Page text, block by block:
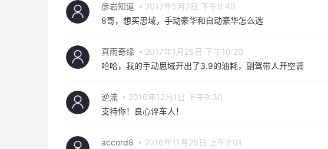
彦岩知道
2017年5月2日 下午9:40
8哥，想买思域，手动豪华和自动豪华怎么选
真雨奇缘
2017年1月25日 下午10:20
哈哈，我的手动思域开出了3.9的油耗，副驾带人开空调
逆流
2016年12月1日 下午9:30
支持你！良心评车人！
accord8
2016年11月29日 上午2:01